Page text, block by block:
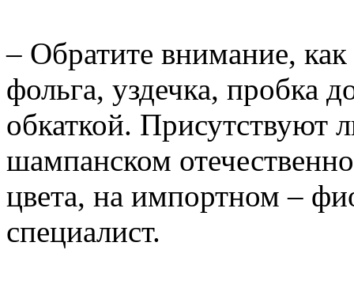
– Обратите внимание,
фольга, уздечка, пробка
обкаткой. Присутствуют
шампанском
цвета, на импортном –
специалист.